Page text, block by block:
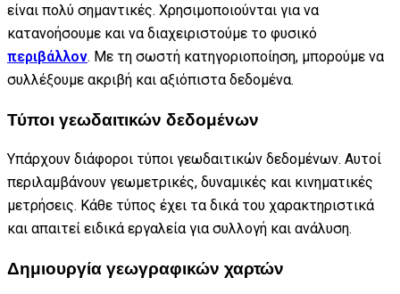
είναι πολύ σημαντικές. Χρησιμοποιούνται για να
κατανοήσουμε και να διαχειριστούμε το φυσικό
περιβάλλον. Με τη σωστή κατηγοριοποίηση, μπορούμε να
συλλέξουμε ακριβή και αξιόπιστα δεδομένα.
Τύποι γεωδαιτικών δεδομένων
Υπάρχουν διάφοροι τύποι γεωδαιτικών δεδομένων. Αυτοί
περιλαμβάνουν γεωμετρικές, δυναμικές και κινηματικές
μετρήσεις. Κάθε τύπος έχει τα δικά του χαρακτηριστικά
και απαιτεί ειδικά εργαλεία για συλλογή και ανάλυση.
Δημιουργία γεωγραφικών χαρτών